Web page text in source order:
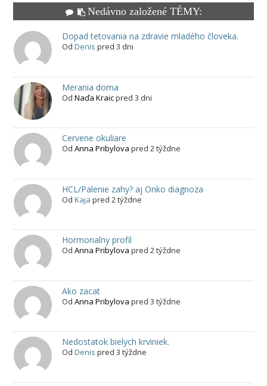
Nedávno založené TÉMY:
Dopad tetovania na zdravie mladého človeka.
Od Denis pred 3 dni
Merania doma
Od Naďa Kraicpred 3 dni
Cervene okuliare
Od Anna Pribylova pred 2 týždne
HCL/Palenie zahy? aj Onko diagnoza
Od Kaja pred 2 týždne
Hormonalny profil
Od Anna Pribylova pred 2 týždne
Ako zacat
Od Anna Pribylova pred 3 týždne
Nedostatok bielych krviniek.
Od Denis pred 3 týždne